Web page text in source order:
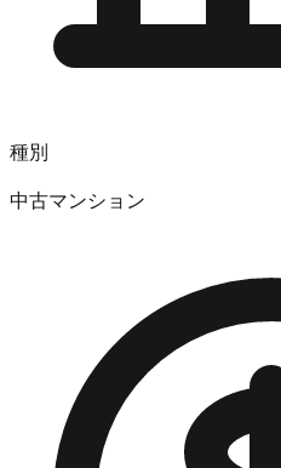
種別
中古マンション